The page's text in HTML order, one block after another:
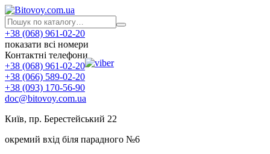
+38 (068) 961-02-20
показати всі номери
Контактні телефони
+38 (068) 961-02-20
+38 (066) 589-02-20
+38 (093) 170-56-90
doc@bitovoy.com.ua
Київ, пр. Берестейський 22
окремий вхід біля парадного №6